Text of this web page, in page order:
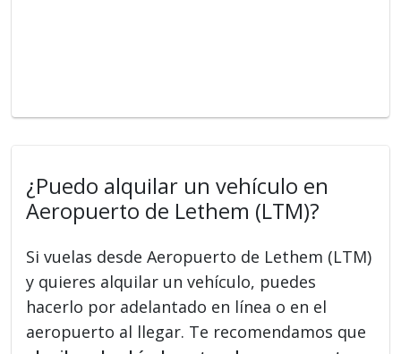
¿Puedo alquilar un vehículo en
Aeropuerto de Lethem (LTM)?
Si vuelas desde Aeropuerto de Lethem (LTM)
y quieres alquilar un vehículo, puedes
hacerlo por adelantado en línea o en el
aeropuerto al llegar. Te recomendamos que